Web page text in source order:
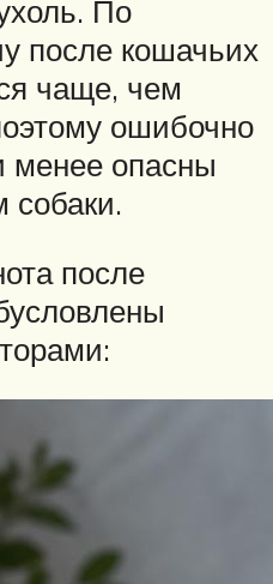
По
после кошачьих
чаще, чем
ошибочно
менее опасны
собаки.
после